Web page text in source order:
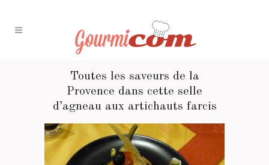
Toutes les saveurs de la
Provence dans cette selle
d’agneau aux artichauts farcis